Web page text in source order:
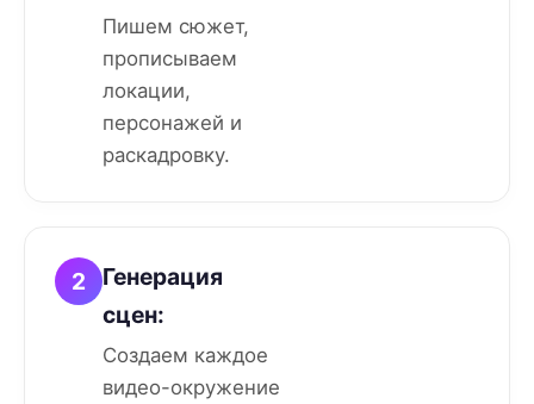
Пишем сюжет,
прописываем
локации,
персонажей и
раскадровку.
2
Генерация
сцен:
Создаем каждое
видео-окружение